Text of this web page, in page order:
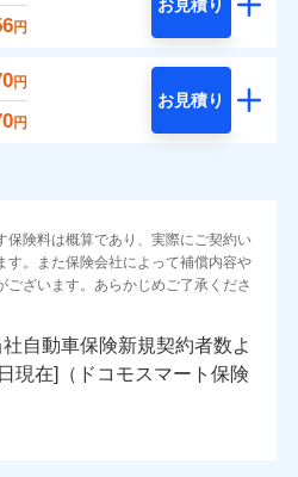
円
お見積り
円
円
お見積り
保険料は概算であり、実際にご契約い
す。また保険会社によって補償内容や
ございます。あらかじめご了承くださ
新規契約者数よ
日現在]（ドコモスマート保険